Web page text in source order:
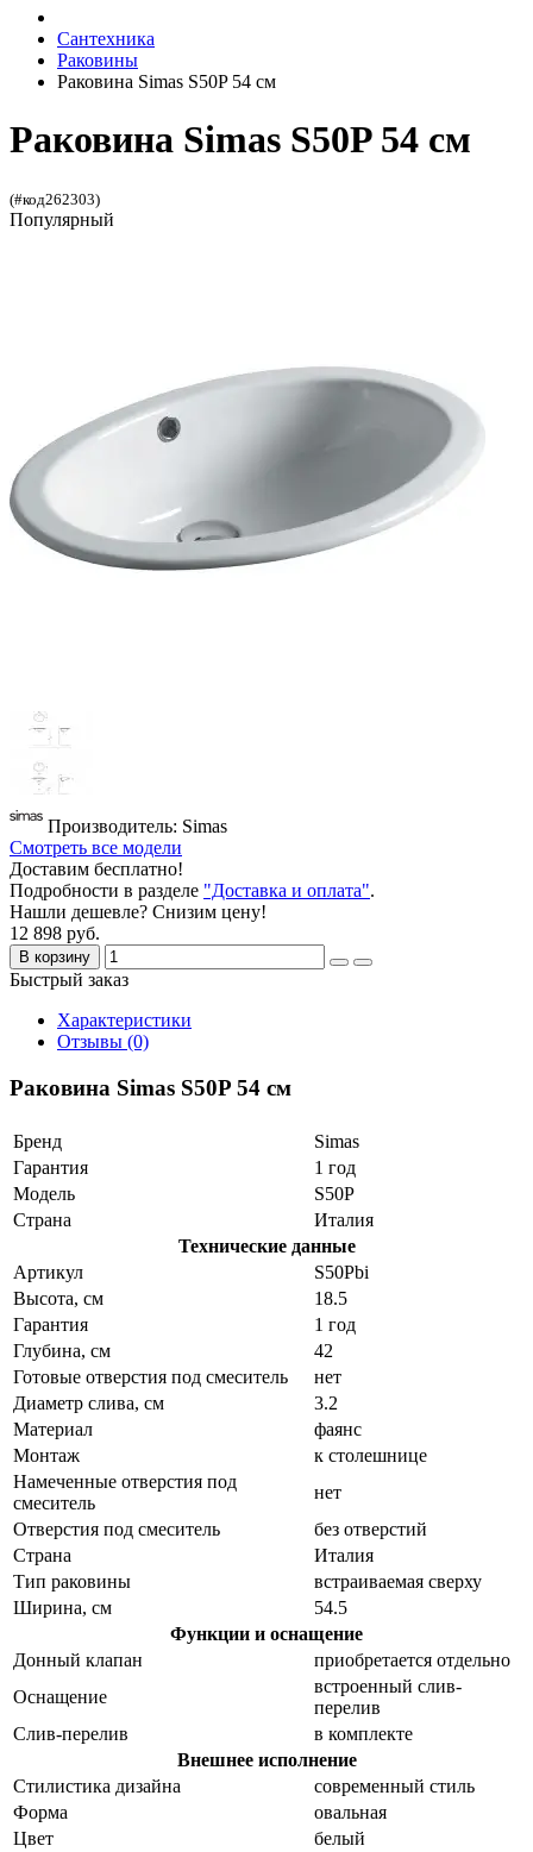
Сантехника
Раковины
Раковина Simas S50P 54 см
Раковина Simas S50P 54 см
(#код262303)
Популярный
Производитель: Simas
Смотреть все модели
Доставим бесплатно!
Подробности в разделе "Доставка и оплата".
Нашли дешевле? Снизим цену!
12 898 руб.
В корзину
Быстрый заказ
Характеристики
Отзывы (0)
Раковина Simas S50P 54 см
Бренд
Simas
Гарантия
1 год
Модель
S50P
Страна
Италия
Технические данные
Артикул
S50Pbi
Высота, см
18.5
Гарантия
1 год
Глубина, см
42
Готовые отверстия под смеситель
нет
Диаметр слива, см
3.2
Материал
фаянс
Монтаж
к столешнице
Намеченные отверстия под
смеситель
нет
Отверстия под смеситель
без отверстий
Страна
Италия
Тип раковины
встраиваемая сверху
Ширина, см
54.5
Функции и оснащение
Донный клапан
приобретается отдельно
Оснащение
встроенный слив-
перелив
Слив-перелив
в комплекте
Внешнее исполнение
Стилистика дизайна
современный стиль
Форма
овальная
Цвет
белый